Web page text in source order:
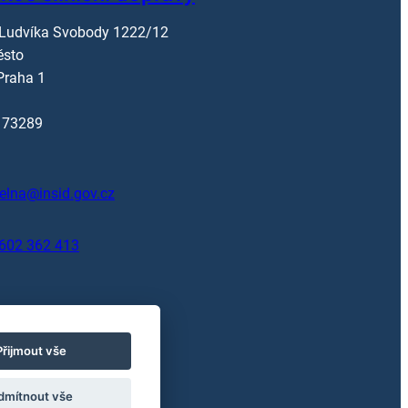
Svobody 1222/12
1
362 413
k informacím.
vše
vše